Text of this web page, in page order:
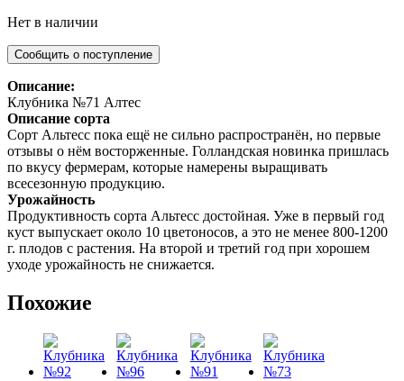
Нет в наличии
Описание:
Клубника №71 Алтес
Описание сорта
Сорт Альтесс пока ещё не сильно распространён, но первые
отзывы о нём восторженные. Голландская новинка пришлась
по вкусу фермерам, которые намерены выращивать
всесезонную продукцию.
Урожайность
Продуктивность сорта Альтесс достойная. Уже в первый год
куст выпускает около 10 цветоносов, а это не менее 800-1200
г. плодов с растения. На второй и третий год при хорошем
уходе урожайность не снижается.
Похожие